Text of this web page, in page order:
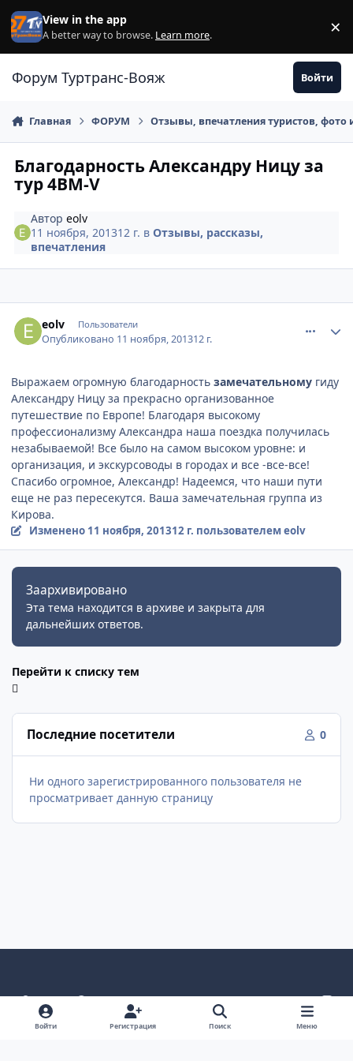
Перейти к содержанию
View in the app
A better way to browse. Learn more. ×
Форум Туртранс-Вояж Войти
Главная ФОРУМ Отзывы, впечатления туристов, фото
Благодарность Александру Ницу за
тур 4BM-V
Авторeolv
11 ноября, 201312 г. вОтзывы, рассказы,
впечатления
eolv Пользователи
Опубликовано 11 ноября, 201312 г.
Выражаем огромную благодарность замечательному гиду
Александру Ницу за прекрасно организованное
путешествие по Европе! Благодаря высокому
профессионализму Александра наша поездка получилась
незабываемой! Все было на самом высоком уровне: и
организация, и экскурсоводы в городах и все -все-все!
Спасибо огромное, Александр! Надеемся, что наши пути
еще не раз пересекутся. Ваша замечательная группа из
Кирова.
Изменено 11 ноября, 201312 г. пользователем eolv
Заархивировано
Эта тема находится в архиве и закрыта для
дальнейших ответов.
Перейти к списку тем
Последние посетители 0
Ни одного зарегистрированного пользователя не
просматривает данную страницу
Светлый режим
Темный режим
Системные предпочтения
v
k
Язык Политика конфиденциальности
Обратная связь
Войти Регистрация Поиск Меню